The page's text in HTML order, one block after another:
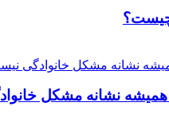
همیشه نشانه مشکل